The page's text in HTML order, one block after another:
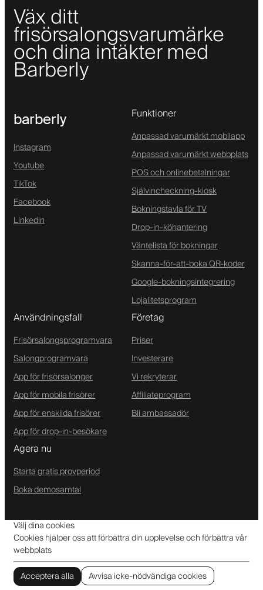
Väx ditt
frisörsalongsvarumärke
och dina intäkter med
Barberly
barberly
Instagram
Youtube
TikTok
Facebook
Linkedin
Funktioner
Anpassad varumärkt mobilapp
Anpassad varumärkt webbplats
POS och onlinebetalningar
Självincheckning-kiosk
Bokningstavla för TV
Drop-in-köhantering
Väntelista för bokningar
Skanna-för-att-boka QR-koder
Google-bokningsintegrering
Lojalitetsprogram
Användningsfall
Frisörsalongsprogramvara
Salongprogramvara
App för frisörsalonger
App för mobila frisörer
App för enskilda frisörer
App för drop-in-besökare
Företag
Priser
Investerare
Vi rekryterar
Affiliateprogram
Bli ambassadör
Agera nu
Starta gratis provperiod
Boka demosamtal
Välj dina cookies
Cookies hjälper oss att förbättra din upplevelse och förbättra vår
webbplats
Acceptera alla
Avvisa icke-nödvändiga cookies